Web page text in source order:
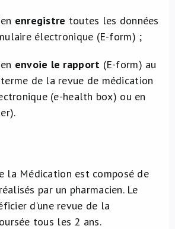
enregistre toutes les données
électronique (E-form) ;
envoie le rapport (E-form) au
de la revue de médication
(e-health box) ou en
la Médication est composé de
par un pharmacien. Le
d’une revue de la
tous les 2 ans.